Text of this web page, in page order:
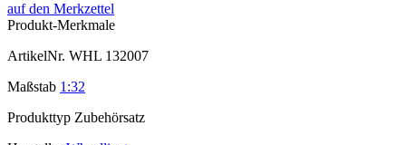
auf den Merkzettel
Produkt-Merkmale
ArtikelNr. WHL 132007
Maßstab 1:32
Produkttyp Zubehörsatz